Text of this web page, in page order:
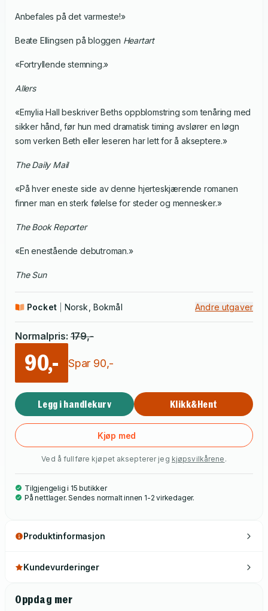
Anbefales på det varmeste!»
Beate Ellingsen på bloggen Heartart
«Fortryllende stemning.»
Allers
«Emylia Hall beskriver Beths oppblomstring som tenåring med
sikker hånd, før hun med dramatisk timing avslører en løgn
som verken Beth eller leseren har lett for å akseptere.»
The Daily Mail
«På hver eneste side av denne hjerteskjærende romanen
finner man en sterk følelse for steder og mennesker.»
The Book Reporter
«En enestående debutroman.»
The Sun
Pocket Norsk, Bokmål Andre utgaver
Normalpris: 179,-
90,- Spar 90,-
Legg i handlekurv Klikk&Hent
Kjøp med
Ved å fullføre kjøpet aksepterer jeg kjøpsvilkårene .
Tilgjengelig i 15 butikker
På nettlager. Sendes normalt innen 1-2 virkedager.
Produktinformasjon
Kundevurderinger
Oppdag mer